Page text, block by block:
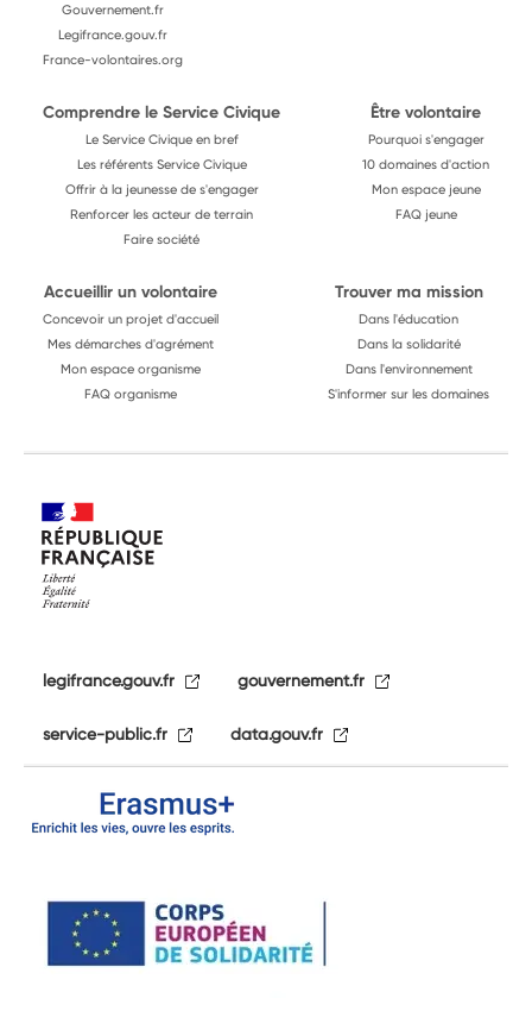
Gouvernement.fr
Legifrance.gouv.fr
France-volontaires.org
Comprendre le Service Civique
Le Service Civique en bref
Les référents Service Civique
Offrir à la jeunesse de s'engager
Renforcer les acteur de terrain
Faire société
Être volontaire
Pourquoi s'engager
10 domaines d'action
Mon espace jeune
FAQ jeune
Accueillir un volontaire
Concevoir un projet d'accueil
Mes démarches d'agrément
Mon espace organisme
FAQ organisme
Trouver ma mission
Dans l'éducation
Dans la solidarité
Dans l'environnement
S'informer sur les domaines
legifrance.gouv.fr gouvernement.fr
service-public.fr data.gouv.fr